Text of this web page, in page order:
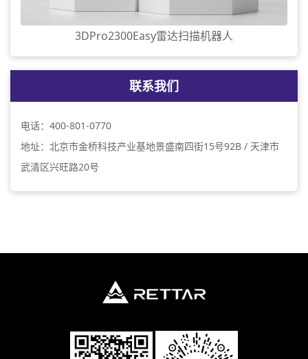
3DPro2300Easy雷达扫描机器人
联系我们
电话：400-801-0770
地址：北京市金桥科技产业基地景盛南四街15号92B / 天津市
武清区兴旺路20号